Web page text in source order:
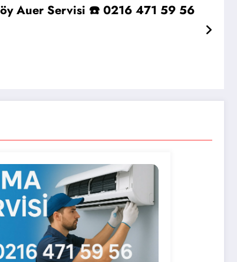
Auer Servisi ☎️ 0216 471 59 56